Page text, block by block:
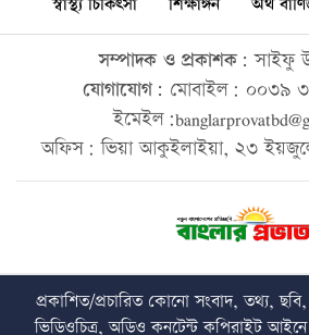
স্বাস্থ্য চিকিৎসা
শিক্ষাঙ্গন অর্থ
সম্পাদক ও প্রকাশক: সাইফু
যোগাযোগ: মোবাইল: ০০৩৯
অফিস: ভিয়া আকুইলাইয়া, ২৩
প্রকাশিত/প্রচারিত কোনো সংবাদ, তথ্য,
ভিডিওচিত্র, অডিও কনটেন্ট কপিরাইট আইনে